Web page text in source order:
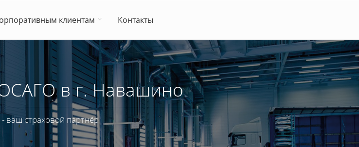
клиентам Контакты
в г. Навашино
ваш страховой партнёр